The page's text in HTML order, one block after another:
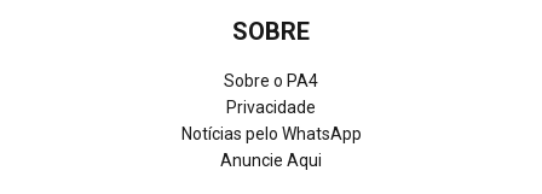
SOBRE
Sobre o PA4
Privacidade
Notícias pelo WhatsApp
Anuncie Aqui